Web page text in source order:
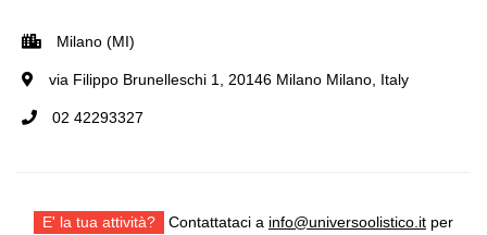
Milano (MI)
via Filippo Brunelleschi 1, 20146 Milano Milano, Italy
02 42293327
E' la tua attività? Contattataci a info@universoolistico.it per